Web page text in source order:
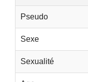
Pseudo
Sexe
Sexualité